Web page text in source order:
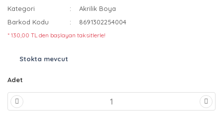
Kategori
Akrilik Boya
Barkod Kodu
8691302254004
* 130,00 TL den başlayan taksitlerle!
Stokta mevcut
Adet